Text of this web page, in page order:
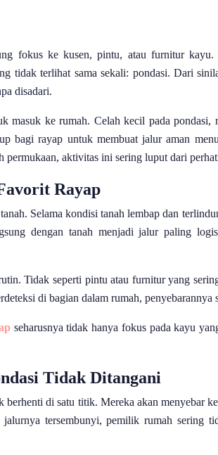
fokus ke kusen, pintu, atau furnitur kayu.
tidak terlihat sama sekali: pondasi. Dari
disadari.
masuk ke rumah. Celah kecil pada pondasi,
bagi rayap untuk membuat jalur aman
permukaan, aktivitas ini sering luput dari
Rayap
Selama kondisi tanah lembap dan
dengan tanah menjadi jalur paling
Tidak seperti pintu atau furnitur yang
di bagian dalam rumah, penyebarannya
seharusnya tidak hanya fokus pada kayu
Tidak Ditangani
berhenti di satu titik. Mereka akan menyebar
tersembunyi, pemilik rumah sering